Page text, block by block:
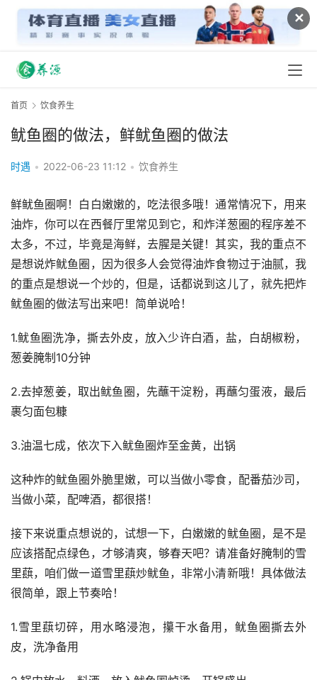
✕
首页 饮食养生
鱿鱼圈的做法，鲜鱿鱼圈的做法
时遇 • 2022-06-23 11:12 • 饮食养生
鲜鱿鱼圈啊！白白嫩嫩的，吃法很多哦！通常情况下，用来
油炸，你可以在西餐厅里常见到它，和炸洋葱圈的程序差不
太多，不过，毕竟是海鲜，去腥是关键！其实，我的重点不
是想说炸鱿鱼圈，因为很多人会觉得油炸食物过于油腻，我
的重点是想说一个炒的，但是，话都说到这儿了，就先把炸
鱿鱼圈的做法写出来吧！简单说哈！
1.鱿鱼圈洗净，撕去外皮，放入少许白酒，盐，白胡椒粉，
葱姜腌制10分钟
2.去掉葱姜，取出鱿鱼圈，先蘸干淀粉，再蘸匀蛋液，最后
裹匀面包糠
3.油温七成，依次下入鱿鱼圈炸至金黄，出锅
这种炸的鱿鱼圈外脆里嫩，可以当做小零食，配番茄沙司，
当做小菜，配啤酒，都很搭！
接下来说重点想说的，试想一下，白嫩嫩的鱿鱼圈，是不是
应该搭配点绿色，才够清爽，够春天吧？请准备好腌制的雪
里蕻，咱们做一道雪里蕻炒鱿鱼，非常小清新哦！具体做法
很简单，跟上节奏哈！
1.雪里蕻切碎，用水略浸泡，攥干水备用，鱿鱼圈撕去外
皮，洗净备用